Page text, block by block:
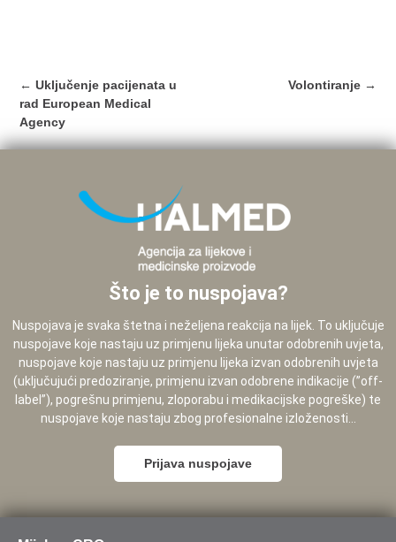
Post
navigation
← Uključenje pacijenata u
rad European Medical
Agency
Volontiranje →
Što je to nuspojava?
Nuspojava je svaka štetna i neželjena reakcija na lijek. To uključuje
nuspojave koje nastaju uz primjenu lijeka unutar odobrenih uvjeta,
nuspojave koje nastaju uz primjenu lijeka izvan odobrenih uvjeta
(uključujući predoziranje, primjenu izvan odobrene indikacije (”off-
label”), pogrešnu primjenu, zloporabu i medikacijske pogreške) te
nuspojave koje nastaju zbog profesionalne izloženosti...
Prijava nuspojave